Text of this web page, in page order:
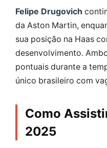
Felipe Drugovich
da Aston Martin,
sua posição na Haas
desenvolvimento.
pontuais durante a
único brasileiro com
Como
2025